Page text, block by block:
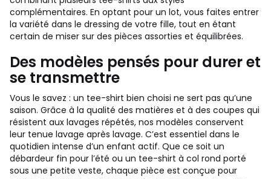
complémentaires. En optant pour un lot, vous faites entrer
la variété dans le dressing de votre fille, tout en étant
certain de miser sur des pièces assorties et équilibrées.
Des modèles pensés pour durer et
se transmettre
Vous le savez : un tee-shirt bien choisi ne sert pas qu’une
saison. Grâce à la qualité des matières et à des coupes qui
résistent aux lavages répétés, nos modèles conservent
leur tenue lavage après lavage. C’est essentiel dans le
quotidien intense d’un enfant actif. Que ce soit un
débardeur fin pour l’été ou un tee-shirt à col rond porté
sous une petite veste, chaque pièce est conçue pour